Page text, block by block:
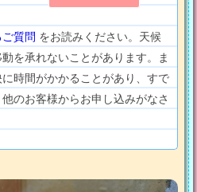
質問 をお読みください。天候
を承れないことがあります。ま
時間がかかることがあり、すで
のお客様からお申し込みがなさ